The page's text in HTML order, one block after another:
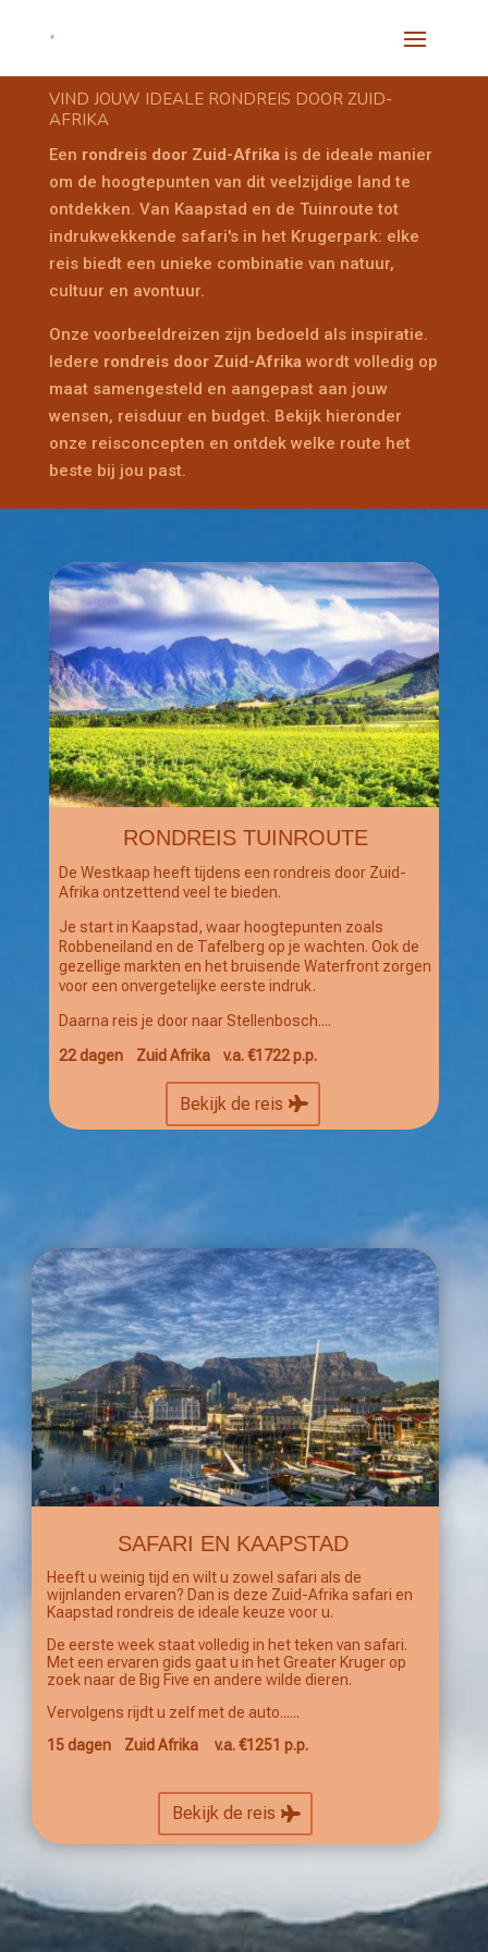
VIND JOUW IDEALE RONDREIS DOOR ZUID-
AFRIKA
Een rondreis door Zuid-Afrikais de ideale manier
om de hoogtepunten van dit veelzijdige land te
ontdekken. Van Kaapstad en de Tuinroute tot
indrukwekkende safari's in het Krugerpark: elke
reis biedt een unieke combinatie van natuur,
cultuur en avontuur.
Onze voorbeeldreizen zijn bedoeld als inspiratie.
Iedere rondreis door Zuid-Afrikawordt volledig op
maat samengesteld en aangepast aan jouw
wensen, reisduur en budget. Bekijk hieronder
onze reisconcepten en ontdek welke route het
beste bij jou past.
RONDREIS TUINROUTE
De Westkaap heeft tijdens een rondreis door Zuid-
Afrika ontzettend veel te bieden.
Je start in Kaapstad, waar hoogtepunten zoals
Robbeneiland en de Tafelberg op je wachten. Ook de
gezellige markten en het bruisende Waterfront zorgen
voor een onvergetelijke eerste indruk.
Daarna reis je door naar Stellenbosch....
22 dagen Zuid Afrika
v.a. €1722 p.p.
Bekijk de reis
SAFARI EN KAAPSTAD
Heeft u weinig tijd en wilt u zowel safari als de
wijnlanden ervaren? Dan is deze Zuid-Afrika safari en
Kaapstad rondreis de ideale keuze voor u.
De eerste week staat volledig in het teken van safari.
Met een ervaren gids gaat u in het Greater Kruger op
zoek naar de Big Five en andere wilde dieren.
Vervolgens rijdt u zelf met de auto......
15 dagen Zuid Afrika v.a. €1251 p.p.
Bekijk de reis